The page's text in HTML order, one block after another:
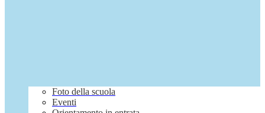
Foto della scuola
Eventi